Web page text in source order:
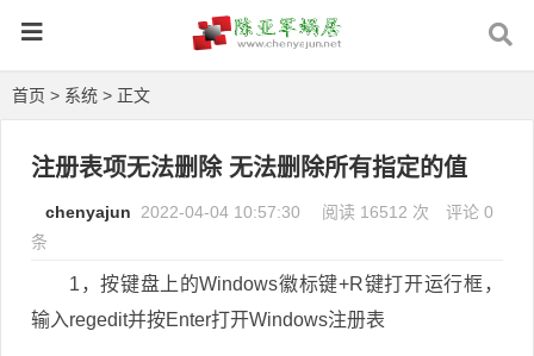
首页 > 系统 > 正文
注册表项无法删除 无法删除所有指定的值
chenyajun 2022-04-04 10:57:30 阅读 16512 次
评论 0
条
1，按键盘上的Windows徽标键+R键打开运行框，
输入regedit并按Enter打开Windows注册表